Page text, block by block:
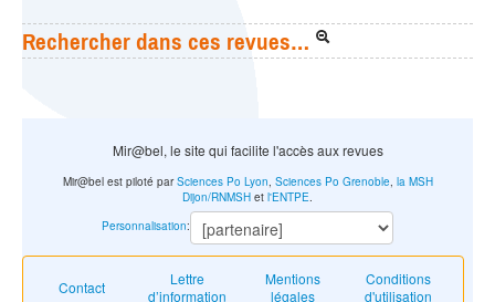
Rechercher dans ces revues…
Mir@bel, le site qui facilite l'accès aux revues
Contact
Lettre
d’information
Mentions
légales
Conditions
d'utilisation
Mir@bel est piloté parSciences Po Lyon Sciences Po Grenoble, la MSH
Dijon/RNMSH et l'ENTPE
Personnalisation: